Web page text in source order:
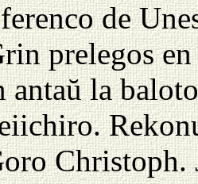
de
prelegos
antaŭ la baloto
Christoph.